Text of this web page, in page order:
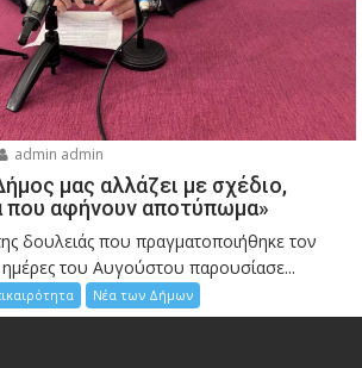
admin admin
μας αλλάζει με σχέδιο,
που αφήνουν αποτύπωμα»
δουλειάς που πραγματοποιήθηκε τον
ημέρες του Αυγούστου παρουσίασε...
Νέα των Δήμων